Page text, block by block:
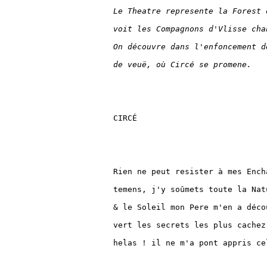
Le Theatre represente la
voit les Compagnons d'Vlisse
On découvre dans l'enfoncement
de veuë, où Circé se promene.
CIRCÉ
Rien ne peut resister à mes
temens, j'y soûmets toute la
& le Soleil mon Pere m'en a
vert les secrets les plus cachez
helas ! il ne m'a pont appris